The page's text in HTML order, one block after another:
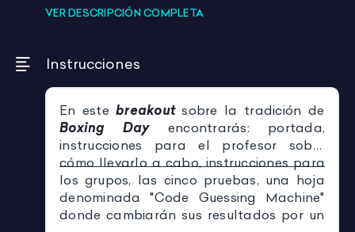
VER DESCRIPCIÓN COMPLETA
Instrucciones
En este breakoutsobre la tradición de
Boxing Day encontrarás: portada,
instrucciones para el profesor sobre
cómo llevarlo a cabo, instrucciones para
los grupos, las cinco pruebas, una hoja
denominada "Code Guessing Machine"
donde cambiarán sus resultados por un